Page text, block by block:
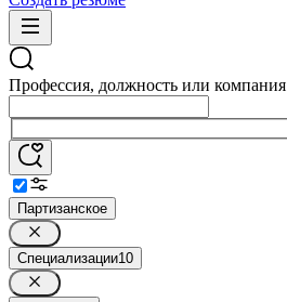
Профессия, должность или компания
Партизанское
Специализации10